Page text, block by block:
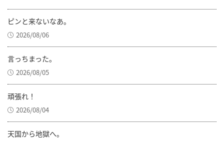
ピンと来ないなあ。
2026/08/06
言っちまった。
2026/08/05
頑張れ！
2026/08/04
天国から地獄へ。